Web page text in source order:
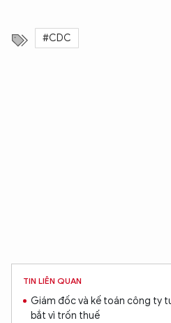
#CDC
TIN LIÊN QUAN
Giám đốc và kế toán công ty
bắt vì trốn thuế